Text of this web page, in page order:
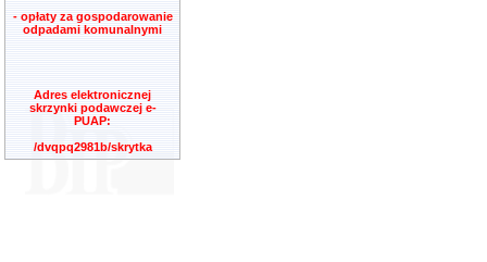
- opłaty za gospodarowanie
odpadami komunalnymi
Adres elektronicznej
skrzynki podawczej e-
PUAP:
/dvqpq2981b/skrytka